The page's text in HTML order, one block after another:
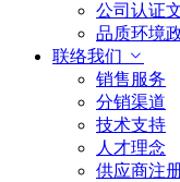
公司认证
品质环境
联络我们
销售服务
分销渠道
技术支持
人才理念
供应商注